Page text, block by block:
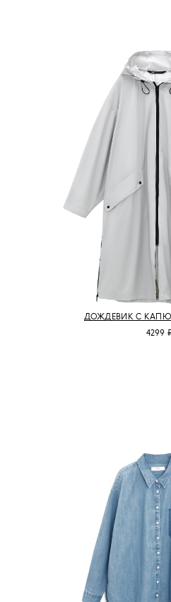
ДОЖДЕВИК С
4299